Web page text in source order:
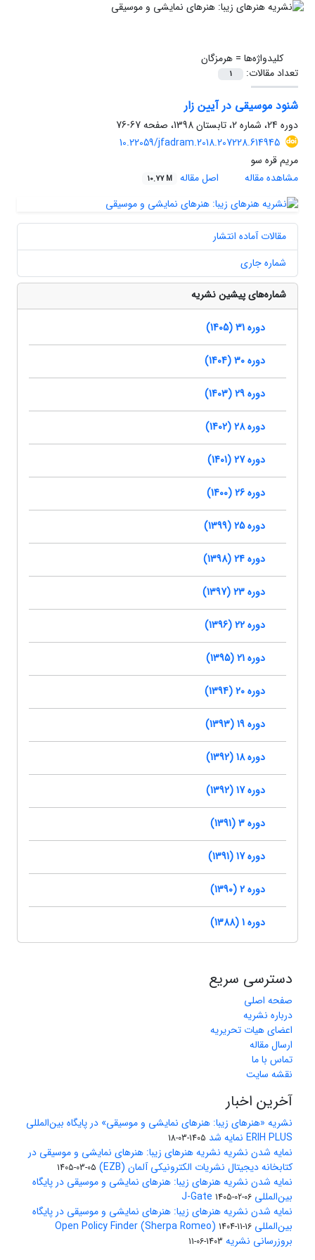
کلیدواژه‌ها =هرمزگان
تعداد مقالات:
1
شنود موسیقی در آیین زار
دوره 24، شماره 2، تابستان 1398، صفحه
67-76
10.22059/jfadram.2018.207228.614945
مریم قره سو
مشاهده مقاله
اصل مقاله 10.77 M
مقالات آماده انتشار
شماره جاری
شماره‌های پیشین نشریه
دوره 31 (1405)
دوره 30 (1404)
دوره 29 (1403)
دوره 28 (1402)
دوره 27 (1401)
دوره 26 (1400)
دوره 25 (1399)
دوره 24 (1398)
دوره 23 (1397)
دوره 22 (1396)
دوره 21 (1395)
دوره 20 (1394)
دوره 19 (1393)
دوره 18 (1392)
دوره 17 (1392)
دوره 3 (1391)
دوره 17 (1391)
دوره 2 (1390)
دوره 1 (1388)
دسترسی سریع
صفحه اصلی
درباره نشریه
اعضای هیات تحریریه
ارسال مقاله
تماس با ما
نقشه سایت
آخرین اخبار
نشریه «هنرهای زیبا: هنرهای نمایشی و موسیقی» در پایگاه بین‌المللی
ERIH PLUS نمایه شد
1405-03-18
نمایه شدن نشریه نشریه هنرهای زیبا: هنرهای نمایشی و موسیقی در
کتابخانه دیجیتال نشریات الکترونیکی آلمان (EZB)
1405-03-05
نمایه شدن نشریه هنرهای زیبا: هنرهای نمایشی و موسیقی در پایگاه
بین‌المللی J-Gate 1405-02-06
نمایه شدن نشریه هنرهای زیبا: هنرهای نمایشی و موسیقی در پایگاه
بین‌المللی Open Policy Finder (Sherpa Romeo) 1404-11-16
بروزرسانی نشریه 1403-06-11